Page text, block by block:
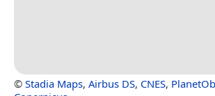
© Stadia Maps, Airbus DS, CNES,